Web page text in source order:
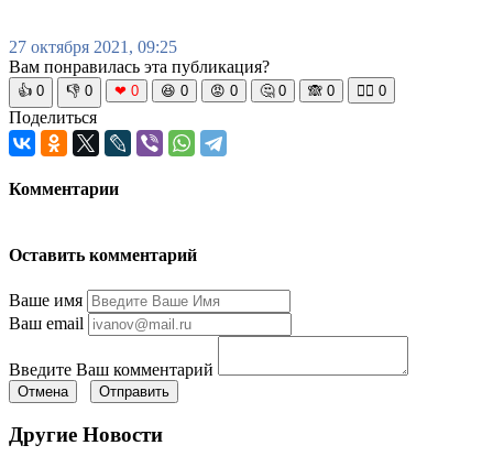
27 октября 2021, 09:25
Вам понравилась эта публикация?
👍 0 👎 0 ❤ 0 😆 0 😡 0 🤔 0 🙈 0 🧘‍♀️ 0
Поделиться
Комментарии
Оставить комментарий
Ваше имя
Ваш email
Введите Ваш комментарий
Отмена Отправить
Другие Новости